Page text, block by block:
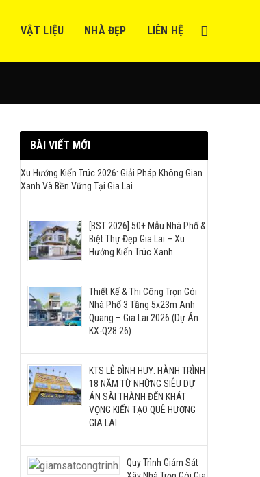
VẬT LIỆU NHÀ ĐẸP LIÊN HỆ
BÀI VIẾT MỚI
Xu Hướng Kiến Trúc 2026: Giải Pháp Không Gian
Xanh Và Bền Vững Tại Gia Lai
[BST 2026] 50+ Mẫu Nhà Phố &
Biệt Thự Đẹp Gia Lai – Xu
Hướng Kiến Trúc Xanh
Thiết Kế & Thi Công Trọn Gói
Nhà Phố 3 Tầng 5x23m Anh
Quang – Gia Lai 2026 (Dự Án
KX-Q28.26)
KTS LÊ ĐÌNH HUY: HÀNH TRÌNH
18 NĂM TỪ NHỮNG SIÊU DỰ
ÁN SÀI THÀNH ĐẾN KHÁT
VỌNG KIẾN TẠO QUÊ HƯƠNG
GIA LAI
Quy Trình Giám Sát